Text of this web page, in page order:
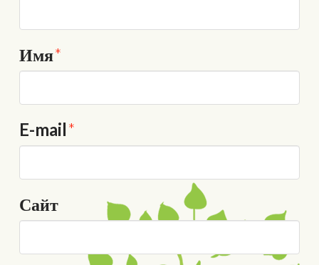
Имя*
E-mail*
Сайт